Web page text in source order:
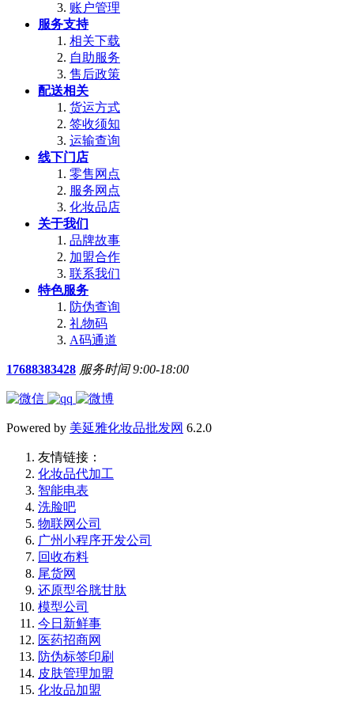
账户管理
服务支持
相关下载
自助服务
售后政策
配送相关
货运方式
签收须知
运输查询
线下门店
零售网点
服务网点
化妆品店
关于我们
品牌故事
加盟合作
联系我们
特色服务
防伪查询
礼物码
A码通道
17688383428 服务时间 9:00-18:00
Powered by 美延雅化妆品批发网 6.2.0
友情链接：
化妆品代加工
智能电表
洗脸吧
物联网公司
广州小程序开发公司
回收布料
尾货网
还原型谷胱甘肽
模型公司
今日新鲜事
医药招商网
防伪标签印刷
皮肤管理加盟
化妆品加盟